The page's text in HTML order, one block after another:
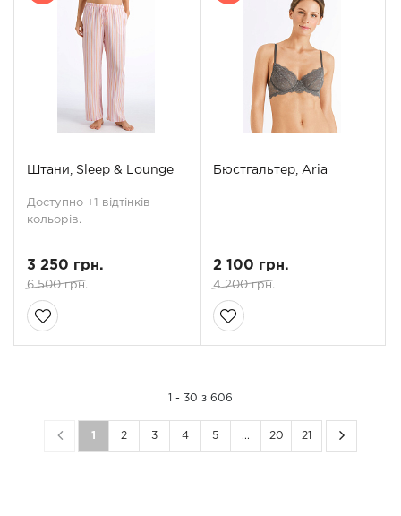
Штани, Sleep & Lounge
Доступно +1 відтінків
кольорів.
3 250 грн.
6 500 грн.
Бюстгальтер, Aria
2 100 грн.
4 200 грн.
1 - 30 з 606
1 2 3 4 5 ... 20 21